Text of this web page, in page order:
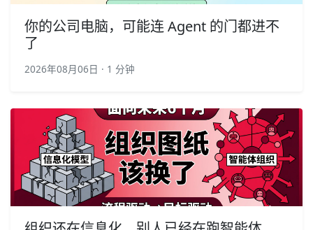
你的公司电脑，可能连 Agent 的门都进不
了
2026年08月06日 · 1 分钟